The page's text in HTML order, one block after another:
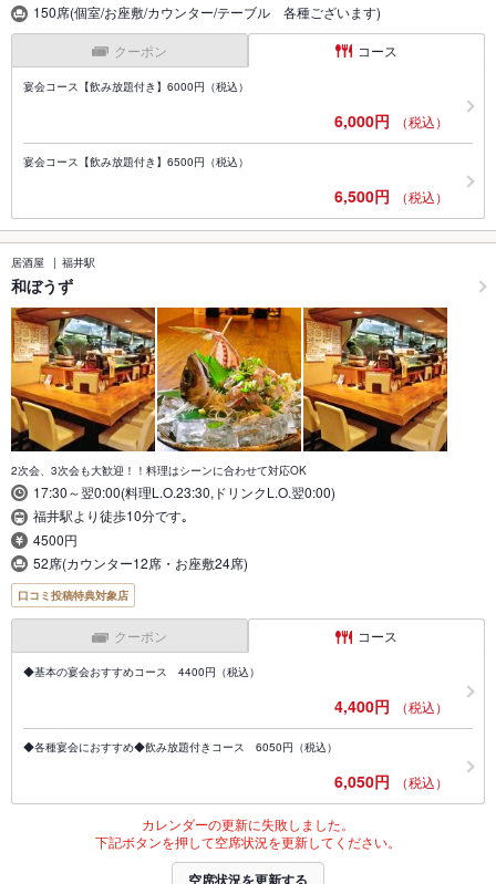
150席(個室/お座敷/カウンター/テーブル 各種ございます)
クーポン コース
宴会コース【飲み放題付き】6000円（税込）
6,000円 （税込）
宴会コース【飲み放題付き】6500円（税込）
6,500円 （税込）
居酒屋 福井駅
和ぼうず
2次会、3次会も大歓迎！！料理はシーンに合わせて対応OK
17:30～翌0:00(料理L.O.23:30,ドリンクL.O.翌0:00)
福井駅より徒歩10分です｡
4500円
52席(カウンター12席・お座敷24席)
口コミ投稿特典対象店
クーポン コース
◆基本の宴会おすすめコース 4400円（税込）
4,400円 （税込）
◆各種宴会におすすめ◆飲み放題付きコース 6050円（税込）
6,050円 （税込）
カレンダーの更新に失敗しました。
下記ボタンを押して空席状況を更新してください。
空席状況を更新する